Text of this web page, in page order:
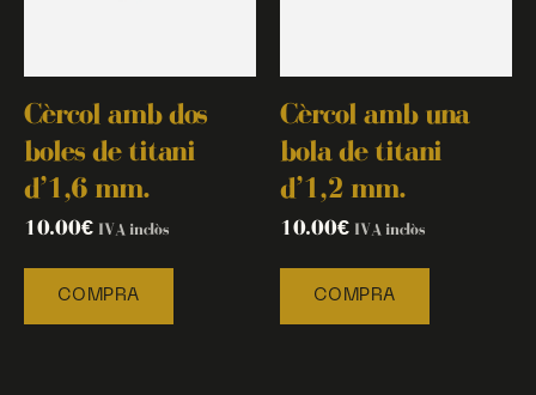
Cèrcol amb dos
boles de titani
d’1,6 mm.
10.00€ IVA inclòs
COMPRA
Cèrcol amb una
bola de titani
d’1,2 mm.
10.00€ IVA inclòs
COMPRA